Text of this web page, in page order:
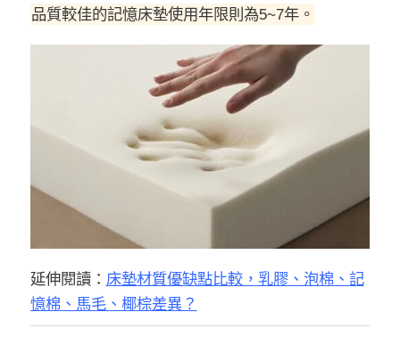
品質較佳的記憶床墊使用年限則為5~7年。
延伸閱讀： 床墊材質優缺點比較，乳膠、泡棉、記
憶棉、馬毛、椰棕差異？